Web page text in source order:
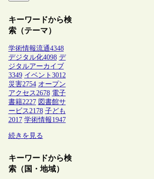
キーワードから検
索（テーマ）
学術情報流通4348
デジタル化4098 デ
ジタルアーカイブ
3349 イベント 3012
災害2754 オープン
アクセス2678 電子
書籍2227 図書館サ
ービス2178 子ども
2017 学術情報1947
続きを見る
キーワードから検
索（国・地域）